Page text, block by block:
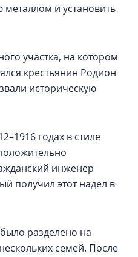
металлом и установить
участка, на котором
крестьянин Родион
историческую
годах в стиле
инженер
получил этот надел в
разделено на
семей. После